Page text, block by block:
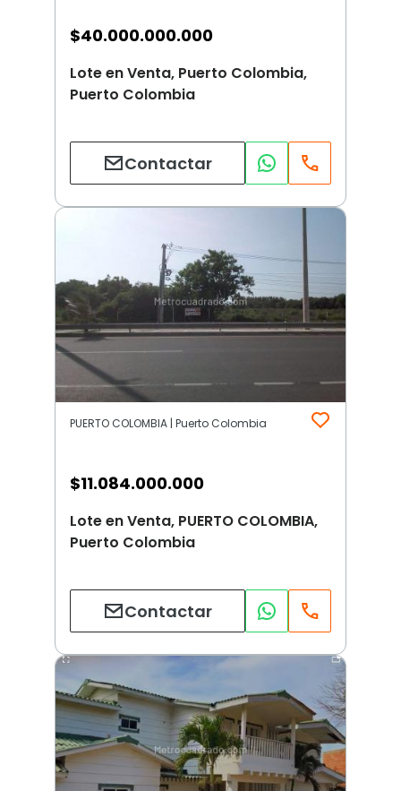
$40.000.000.000
Lote en Venta, Puerto Colombia,
Puerto Colombia
Contactar
PUERTO COLOMBIA | Puerto Colombia
$11.084.000.000
Lote en Venta, PUERTO COLOMBIA,
Puerto Colombia
Contactar